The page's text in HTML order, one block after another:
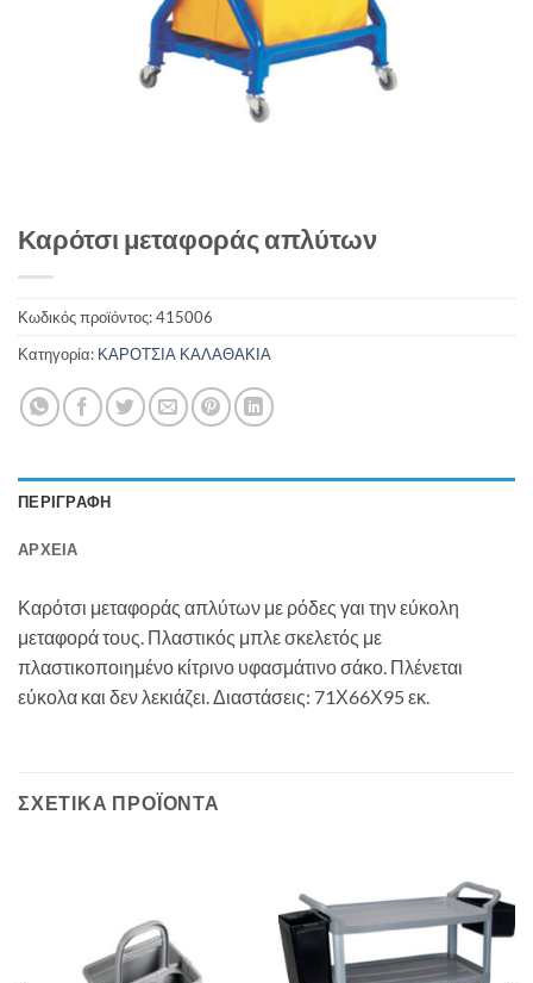
Καρότσι μεταφοράς απλύτων
Κωδικός προϊόντος:415006
Κατηγορία: ΚΑΡΟΤΣΙΑ ΚΑΛΑΘΑΚΙΑ
ΠΕΡΙΓΡΑΦΉ
ΑΡΧΕΊΑ
Καρότσι μεταφοράς απλύτων με ρόδες γαι την εύκολη
μεταφορά τους. Πλαστικός μπλε σκελετός με
πλαστικοποιημένο κίτρινο υφασμάτινο σάκο. Πλένεται
εύκολα και δεν λεκιάζει. Διαστάσεις: 71Χ66Χ95 εκ.
ΣΧΕΤΙΚΆ ΠΡΟΪΌΝΤΑ